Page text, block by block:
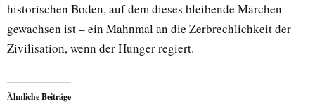
historischen Boden, auf dem dieses bleibende Märchen
gewachsen ist – ein Mahnmal an die Zerbrechlichkeit der
Zivilisation, wenn der Hunger regiert.
Ähnliche Beiträge